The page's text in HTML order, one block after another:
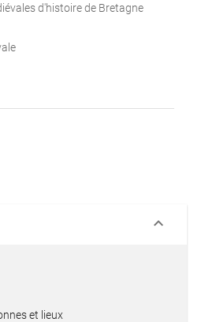
d'histoire de Bretagne
keyboard_arrow_down
et lieux